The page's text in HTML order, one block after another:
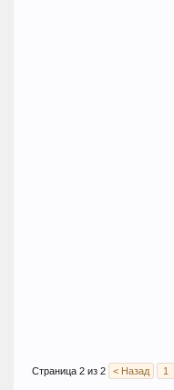
Страница 2 из 2 < Назад 1